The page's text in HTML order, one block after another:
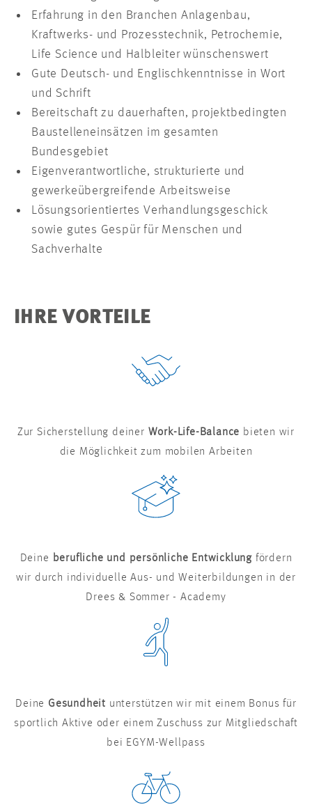
Erfahrung in den Branchen Anlagenbau,
Kraftwerks- und Prozesstechnik, Petrochemie,
Life Science und Halbleiter wünschenswert
Gute Deutsch- und Englischkenntnisse in Wort
und Schrift
Bereitschaft zu dauerhaften, projektbedingten
Baustelleneinsätzen im gesamten
Bundesgebiet
Eigenverantwortliche, strukturierte und
gewerkeübergreifende Arbeitsweise
Lösungsorientiertes Verhandlungsgeschick
sowie gutes Gespür für Menschen und
Sachverhalte
IHRE VORTEILE
Zur Sicherstellung deiner Work-Life-Balance bieten wir
die Möglichkeit zum mobilen Arbeiten
Deine berufliche und persönliche Entwicklungfördern
wir durch individuelle Aus- und Weiterbildungen in der
Drees & Sommer - Academy
Deine Gesundheit unterstützen wir mit einem Bonus für
sportlich Aktive oder einem Zuschuss zur Mitgliedschaft
bei EGYM-Wellpass